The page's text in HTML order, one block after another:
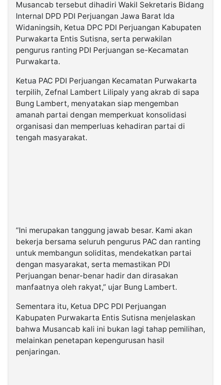
Musancab tersebut dihadiri Wakil Sekretaris Bidang
Internal DPD PDI Perjuangan Jawa Barat Ida
Widaningsih, Ketua DPC PDI Perjuangan Kabupaten
Purwakarta Entis Sutisna, serta perwakilan
pengurus ranting PDI Perjuangan se-Kecamatan
Purwakarta.
Ketua PAC PDI Perjuangan Kecamatan Purwakarta
terpilih, Zefnal Lambert Lilipaly yang akrab di sapa
Bung Lambert, menyatakan siap mengemban
amanah partai dengan memperkuat konsolidasi
organisasi dan memperluas kehadiran partai di
tengah masyarakat.
“Ini merupakan tanggung jawab besar. Kami akan
bekerja bersama seluruh pengurus PAC dan ranting
untuk membangun soliditas, mendekatkan partai
dengan masyarakat, serta memastikan PDI
Perjuangan benar-benar hadir dan dirasakan
manfaatnya oleh rakyat,” ujar Bung Lambert.
Sementara itu, Ketua DPC PDI Perjuangan
Kabupaten Purwakarta Entis Sutisna menjelaskan
bahwa Musancab kali ini bukan lagi tahap pemilihan,
melainkan penetapan kepengurusan hasil
penjaringan.